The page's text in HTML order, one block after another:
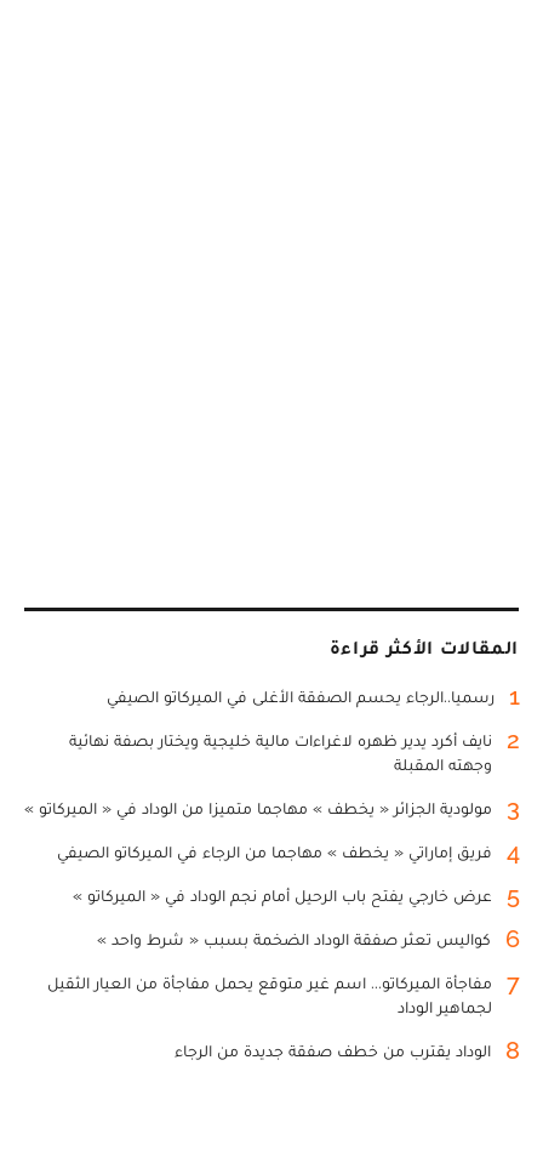
المقالات الأكثر قراءة
1 رسميا..الرجاء يحسم الصفقة الأغلى في الميركاتو الصيفي
2
نايف أكرد يدير ظهره لاغراءات مالية خليجية ويختار بصفة نهائية
وجهته المقبلة
3 مولودية الجزائر « يخطف » مهاجما متميزا من الوداد في « الميركاتو »
4 فريق إماراتي « يخطف » مهاجما من الرجاء في الميركاتو الصيفي
5 عرض خارجي يفتح باب الرحيل أمام نجم الوداد في « الميركاتو »
6 كواليس تعثر صفقة الوداد الضخمة بسبب « شرط واحد »
7
مفاجأة الميركاتو... اسم غير متوقع يحمل مفاجأة من العيار الثقيل
لجماهير الوداد
8 الوداد يقترب من خطف صفقة جديدة من الرجاء